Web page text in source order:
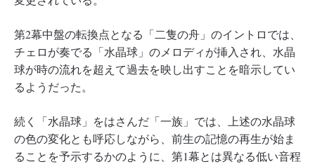
第2幕中盤の転換点となる「二隻の舟」のイントロでは、
チェロが奏でる「水晶球」のメロディが挿入され、水晶
球が時の流れを超えて過去を映し出すことを暗示してい
るようだった。
続く「水晶球」をはさんだ「一族」では、上述の水晶球
の色の変化とも呼応しながら、前生の記憶の再生が始ま
ることを予示するかのように、第1幕とは異なる低い音程